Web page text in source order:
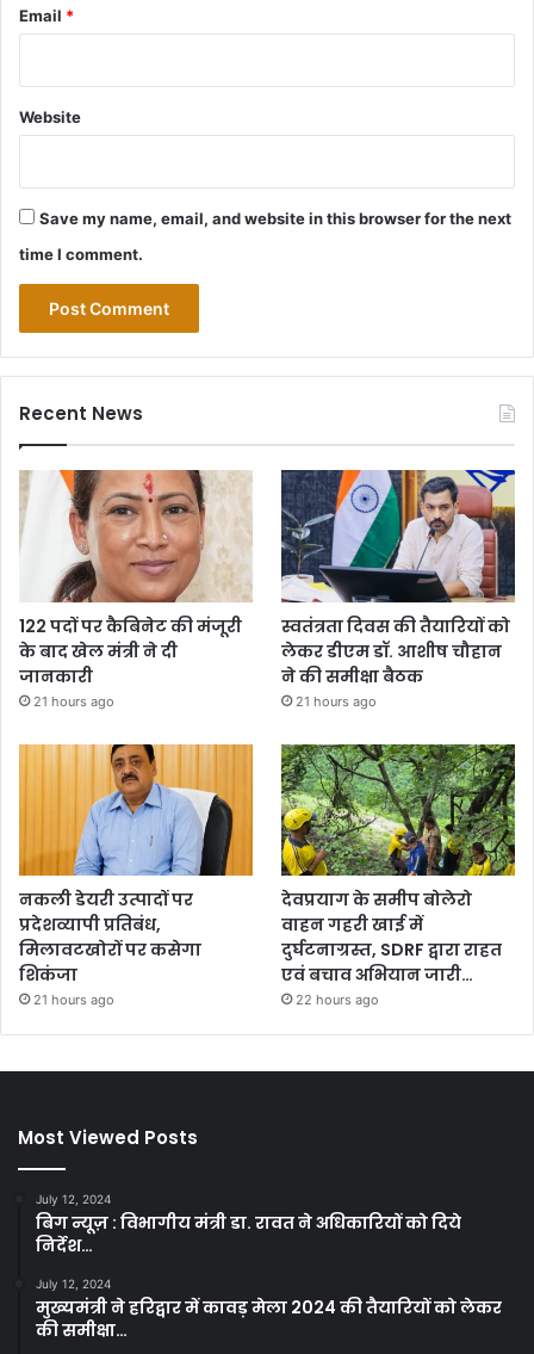
Email *
Website
Save my name, email, and website in this browser for the next
time I comment.
Recent News
122 पदों पर कैबिनेट की मंजूरी
के बाद खेल मंत्री ने दी
जानकारी
21 hours ago
स्वतंत्रता दिवस की तैयारियों को
लेकर डीएम डॉ. आशीष चौहान
ने की समीक्षा बैठक
21 hours ago
नकली डेयरी उत्पादों पर
प्रदेशव्यापी प्रतिबंध,
मिलावटखोरों पर कसेगा
शिकंजा
21 hours ago
देवप्रयाग के समीप बोलेरो
वाहन गहरी खाई में
दुर्घटनाग्रस्त, SDRF द्वारा राहत
एवं बचाव अभियान जारी…
22 hours ago
Most Viewed Posts
July 12, 2024
बिग न्यूज़ : विभागीय मंत्री डा. रावत ने अधिकारियों को दिये
निर्देश…
July 12, 2024
मुख्यमंत्री ने हरिद्वार में कावड़ मेला 2024 की तैयारियों को लेकर
की समीक्षा…